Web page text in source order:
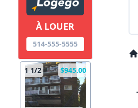
À LOUER
514-555-5555
1 1/2 $945.00